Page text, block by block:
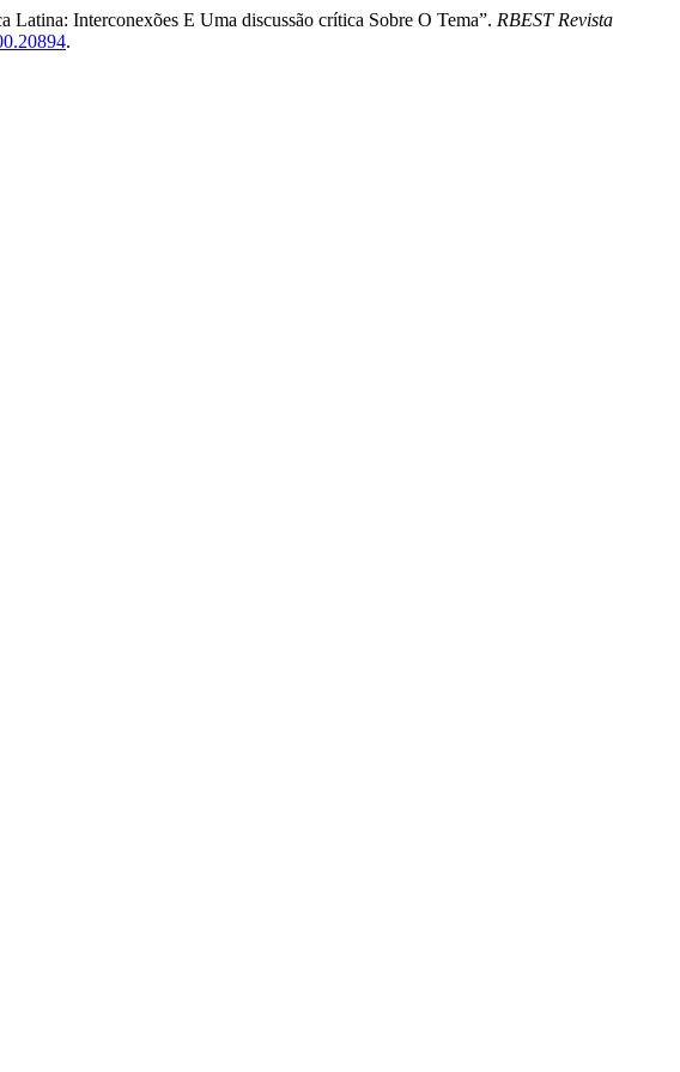
Interconexões E Uma discussão crítica Sobre O Tema”. RBEST Revista
.